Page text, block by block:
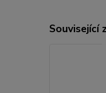
Související